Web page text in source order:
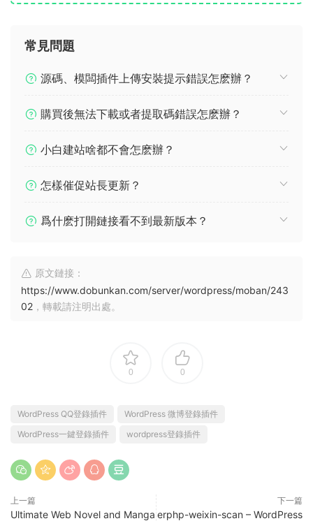
常見問題
源碼、模闆插件上傳安裝提示錯誤怎麽辦？
購買後無法下載或者提取碼錯誤怎麽辦？
小白建站啥都不會怎麽辦？
怎樣催促站長更新？
爲什麽打開鏈接看不到最新版本？
原文鏈接：
https://www.dobunkan.com/server/wordpress/moban/243
02 ，轉載請注明出處。
0 0
WordPress QQ登錄插件
WordPress 微博登錄插件
WordPress一鍵登錄插件
wordpress登錄插件
上一篇
Ultimate Web Novel and Manga
下一篇
erphp-weixin-scan – WordPress